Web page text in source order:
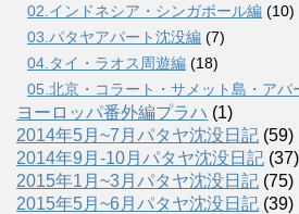
02.インドネシア・シンガポール編 (10)
03.パタヤアパート沈没編 (7)
04.タイ・ラオス周遊編 (18)
05.北京・コラート・サメット島・アパ
ヨーロッパ番外編プラハ (1)
2014年5月~7月パタヤ沈没日記 (59)
2014年9月-10月パタヤ沈没日記 (37)
2015年1月~3月パタヤ沈没日記 (75)
2015年5月~6月パタヤ沈没日記 (39)